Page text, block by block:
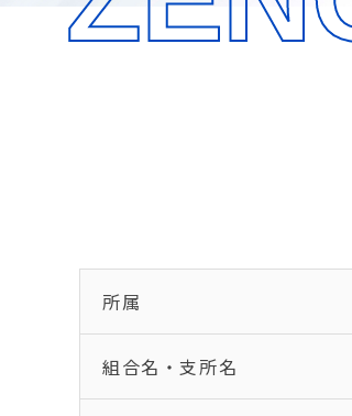
所属
組合名・支所名